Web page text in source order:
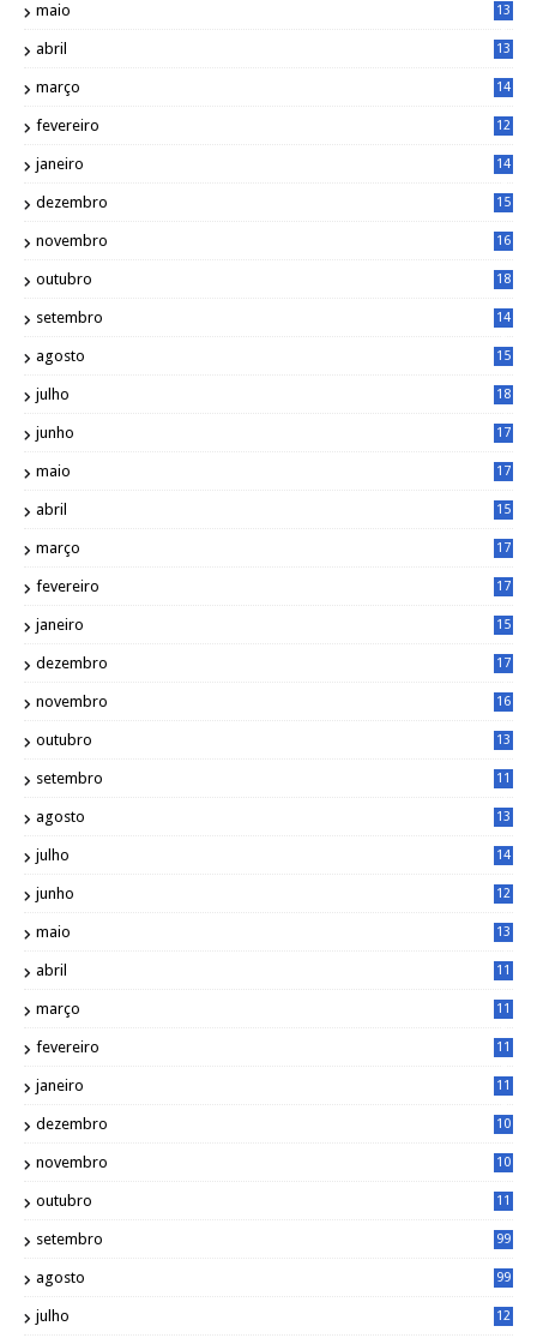
maio
13
abril
13
março
14
fevereiro
12
janeiro
14
dezembro
15
novembro
16
outubro
18
setembro
14
agosto
15
julho
18
junho
17
maio
17
abril
15
março
17
fevereiro
17
janeiro
15
dezembro
17
novembro
16
outubro
13
setembro
11
agosto
13
julho
14
junho
12
maio
13
abril
11
março
11
fevereiro
11
janeiro
11
dezembro
10
novembro
10
outubro
11
setembro 99
agosto 99
julho
12